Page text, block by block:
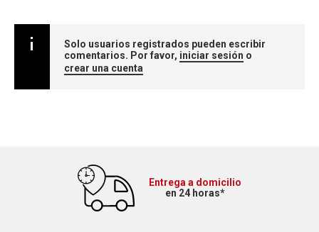
Solo usuarios registrados pueden escribir
comentarios. Por favor, iniciar sesión o
crear una cuenta
Entrega a domicilio
en 24 horas*